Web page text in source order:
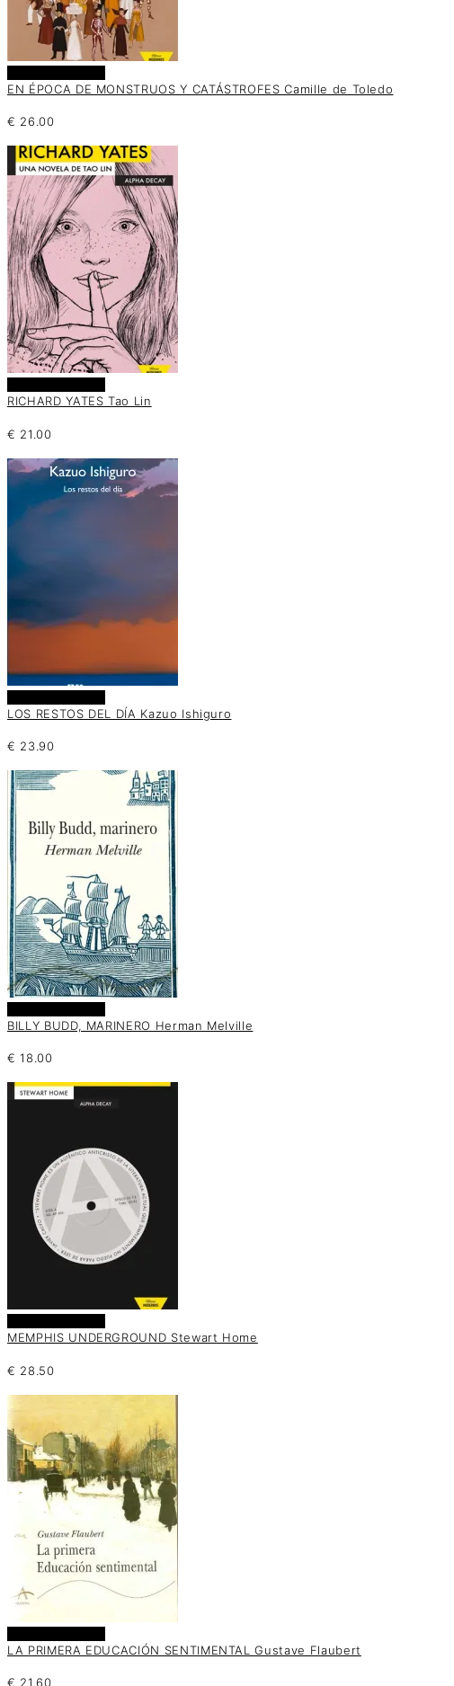
EN ÉPOCA DE MONSTRUOS Y CATÁSTROFES Camille de Toledo
€ 26.00
RICHARD YATES Tao Lin
€ 21.00
LOS RESTOS DEL DÍA Kazuo Ishiguro
€ 23.90
BILLY BUDD, MARINERO Herman Melville
€ 18.00
MEMPHIS UNDERGROUND Stewart Home
€ 28.50
LA PRIMERA EDUCACIÓN SENTIMENTAL Gustave Flaubert
€ 21.60